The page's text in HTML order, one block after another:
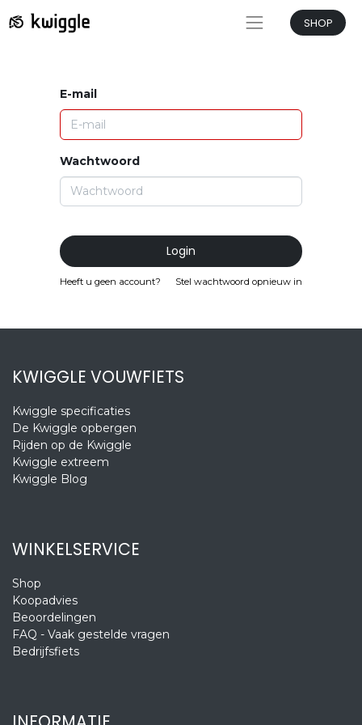
SHOP
E-mail
Wachtwoord
Login
Heeft u geen account? Stel wachtwoord opnieuw in
KWIGGLE VOUWFIETS
Kwiggle specificaties
De Kwiggle opbergen
Rijden op de Kwiggle
Kwiggle extreem
Kwiggle Blog
WINKELSERVICE
Shop
Koopadvies
Beoordelingen
FAQ - Vaak gestelde vragen
Bedrijfsfiets